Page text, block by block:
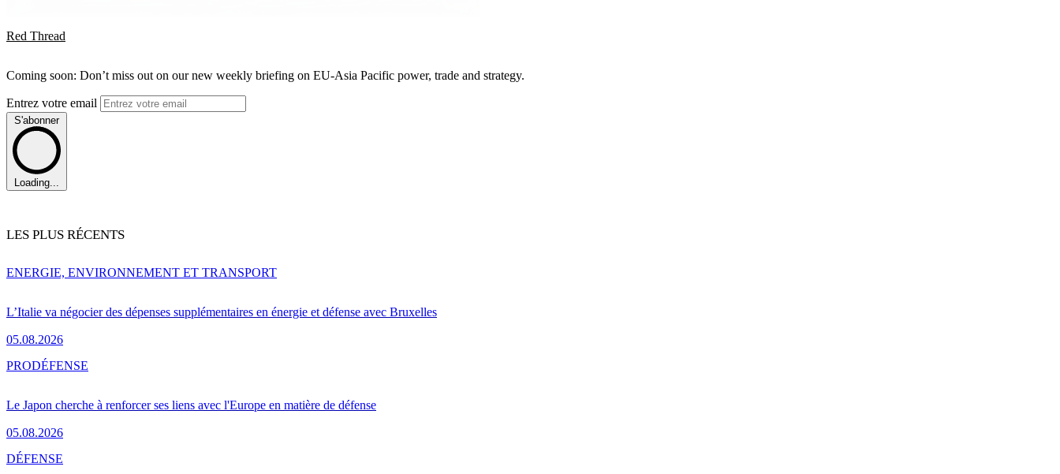
Red Thread
Coming soon: Don’t miss out on our new weekly briefing on EU-Asia Pacific power, trade and strategy.
Entrez votre email
S'abonner
Loading...
LES PLUS RÉCENTS
L’Italie va négocier des dépenses supplémentaires en énergie et défense avec Bruxelles
05.08.2026
ENERGIE, ENVIRONNEMENT ET TRANSPORT
Le Japon cherche à renforcer ses liens avec l'Europe en matière de défense
05.08.2026
PRODÉFENSE
DÉFENSE